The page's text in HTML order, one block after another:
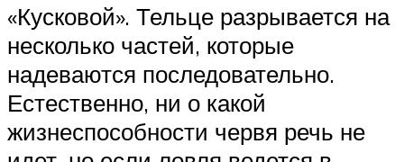
«Кусковой». Тельце разрывается на
несколько частей, которые
надеваются последовательно.
Естественно, ни о какой
жизнеспособности червя речь не